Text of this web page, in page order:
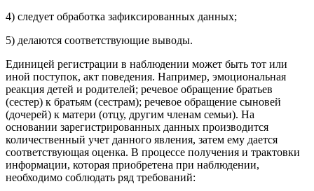
4) следует обработка зафиксированных данных;
5) делаются соответствующие выводы.
Единицей регистрации в наблюдении может быть тот или
иной поступок, акт поведения. Например, эмоциональная
реакция детей и родителей; речевое обращение братьев
(сестер) к братьям (сестрам); речевое обращение сыновей
(дочерей) к матери (отцу, другим членам семьи). На
основании зарегистрированных данных производится
количественный учет данного явления, затем ему дается
соответствующая оценка. В процессе получения и трактовки
информации, которая приобретена при наблюдении,
необходимо соблюдать ряд требований: